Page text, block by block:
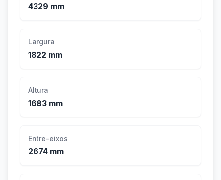
4329 mm
Largura
1822 mm
Altura
1683 mm
Entre-eixos
2674 mm